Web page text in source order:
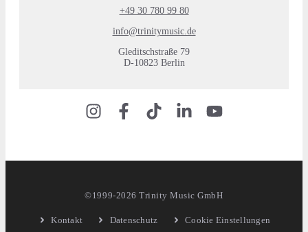
+49 30 780 99 80
info@trinitymusic.de
Gleditschstraße 79
D-10823 Berlin
©1999-2026 Trinity Music GmbH
Kontakt Datenschutz Cookie Einstellungen